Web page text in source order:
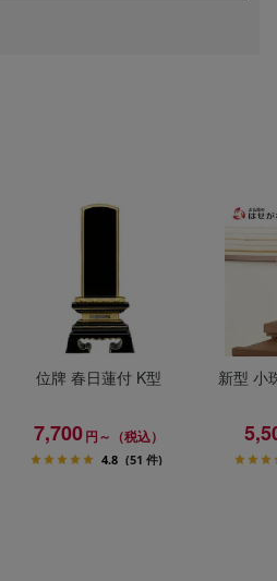
位牌 春日蓮付 K型
7,700円～（税込）
4.8 (51 件)
新型 小